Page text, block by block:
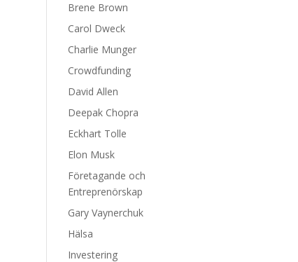
Brene Brown
Carol Dweck
Charlie Munger
Crowdfunding
David Allen
Deepak Chopra
Eckhart Tolle
Elon Musk
Företagande och
Entreprenörskap
Gary Vaynerchuk
Hälsa
Investering